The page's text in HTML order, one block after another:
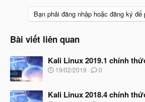
o
n
:
Bạn phải đăng nhập hoặc đăng ký để
Bài viết liên quan
Kali Linux 2019.1 chính
N
y
19/02/2019 0
Kali Linux 2018.4 chính